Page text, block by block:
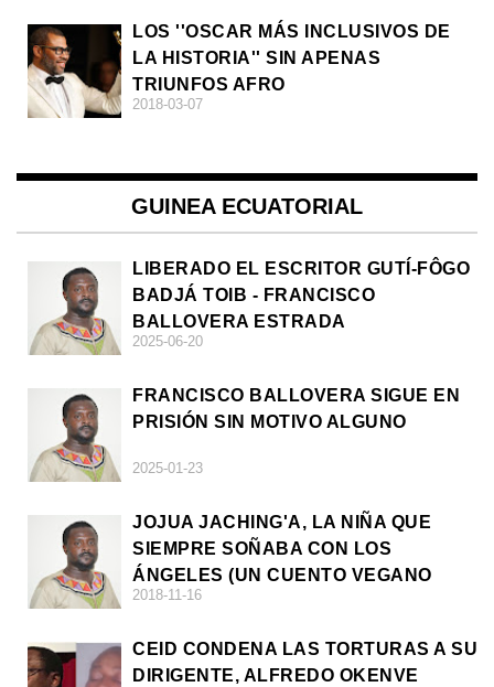
LOS ''OSCAR MÁS INCLUSIVOS DE
LA HISTORIA'' SIN APENAS
TRIUNFOS AFRO
2018-03-07
GUINEA ECUATORIAL
LIBERADO EL ESCRITOR GUTÍ-FÔGO
BADJÁ TOIB - FRANCISCO
BALLOVERA ESTRADA
2025-06-20
FRANCISCO BALLOVERA SIGUE EN
PRISIÓN SIN MOTIVO ALGUNO
2025-01-23
JOJUA JACHING'A, LA NIÑA QUE
SIEMPRE SOÑABA CON LOS
ÁNGELES (UN CUENTO VEGANO
AFRICANO)
2018-11-16
CEID CONDENA LAS TORTURAS A SU
DIRIGENTE, ALFREDO OKENVE